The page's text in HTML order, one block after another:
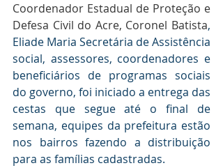
Coordenador Estadual de Proteção e
Defesa Civil do Acre, Coronel Batista,
Eliade Maria Secretária de Assistência
social, assessores, coordenadores e
beneficiários de programas sociais
do governo, foi iniciado a entrega das
cestas que segue até o final de
semana, equipes da prefeitura estão
nos bairros fazendo a distribuição
para as famílias cadastradas.